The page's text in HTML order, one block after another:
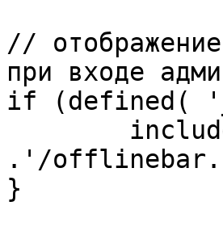
//
при входе
if (defined(
.'/
}